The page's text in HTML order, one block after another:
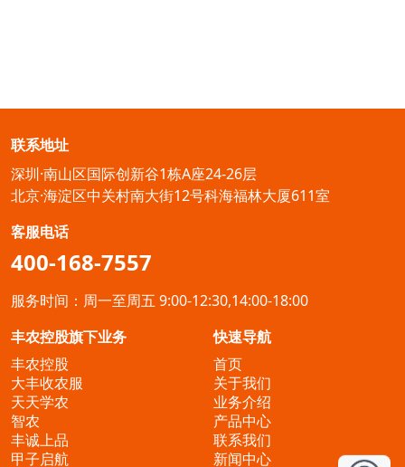
联系地址
深圳·南山区国际创新谷1栋A座24-26层
北京·海淀区中关村南大街12号科海福林大厦611室
客服电话
400-168-7557
服务时间：周一至周五 9:00-12:30,14:00-18:00
丰农控股旗下业务
丰农控股
大丰收农服
天天学农
智农
丰诚上品
甲子启航
快速导航
首页
关于我们
业务介绍
产品中心
联系我们
新闻中心